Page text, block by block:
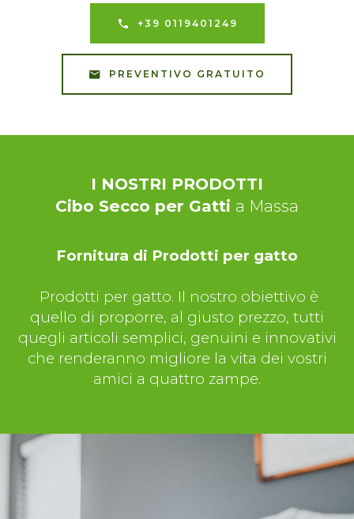
+39 0119401249
PREVENTIVO GRATUITO
I NOSTRI PRODOTTI
Cibo Secco per Gatti a Massa
Fornitura di Prodotti per gatto
Prodotti per gatto. Il nostro obiettivo è
quello di proporre, al giusto prezzo, tutti
quegli articoli semplici, genuini e innovativi
che renderanno migliore la vita dei vostri
amici a quattro zampe.